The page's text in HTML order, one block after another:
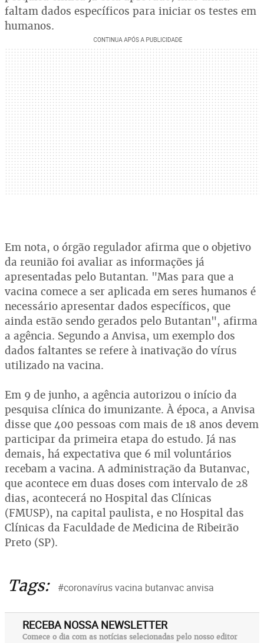
faltam dados específicos para iniciar os testes em
humanos.
Em nota, o órgão regulador afirma que o objetivo
da reunião foi avaliar as informações já
apresentadas pelo Butantan. "Mas para que a
vacina comece a ser aplicada em seres humanos é
necessário apresentar dados específicos, que
ainda estão sendo gerados pelo Butantan", afirma
a agência. Segundo a Anvisa, um exemplo dos
dados faltantes se refere à inativação do vírus
utilizado na vacina.
Em 9 de junho, a agência autorizou o início da
pesquisa clínica do imunizante. À época, a Anvisa
disse que 400 pessoas com mais de 18 anos devem
participar da primeira etapa do estudo. Já nas
demais, há expectativa que 6 mil voluntários
recebam a vacina. A administração da Butanvac,
que acontece em duas doses com intervalo de 28
dias, acontecerá no Hospital das Clínicas
(FMUSP), na capital paulista, e no Hospital das
Clínicas da Faculdade de Medicina de Ribeirão
Preto (SP).
Tags: #coronavírus vacina butanvac anvisa
RECEBA NOSSA NEWSLETTER
Comece o dia com as notícias selecionadas pelo nosso editor